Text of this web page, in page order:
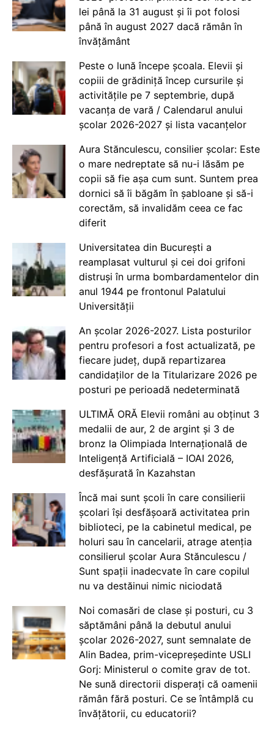
lei până la 31 august și îi pot folosi
până în august 2027 dacă rămân în
învățământ
Peste o lună începe școala. Elevii și
copiii de grădiniță încep cursurile și
activitățile pe 7 septembrie, după
vacanța de vară / Calendarul anului
școlar 2026-2027 și lista vacanțelor
Aura Stănculescu, consilier școlar: Este
o mare nedreptate să nu-i lăsăm pe
copii să fie așa cum sunt. Suntem prea
dornici să îi băgăm în șabloane și să-i
corectăm, să invalidăm ceea ce fac
diferit
Universitatea din București a
reamplasat vulturul și cei doi grifoni
distruși în urma bombardamentelor din
anul 1944 pe frontonul Palatului
Universității
An școlar 2026-2027. Lista posturilor
pentru profesori a fost actualizată, pe
fiecare județ, după repartizarea
candidaților de la Titularizare 2026 pe
posturi pe perioadă nedeterminată
ULTIMĂ ORĂ Elevii români au obținut 3
medalii de aur, 2 de argint și 3 de
bronz la Olimpiada Internațională de
Inteligență Artificială – IOAI 2026,
desfășurată în Kazahstan
Încă mai sunt școli în care consilierii
școlari își desfășoară activitatea prin
biblioteci, pe la cabinetul medical, pe
holuri sau în cancelarii, atrage atenția
consilierul școlar Aura Stănculescu /
Sunt spații inadecvate în care copilul
nu va destăinui nimic niciodată
Noi comasări de clase și posturi, cu 3
săptămâni până la debutul anului
școlar 2026-2027, sunt semnalate de
Alin Badea, prim-vicepreședinte USLI
Gorj: Ministerul o comite grav de tot.
Ne sună directorii disperați că oamenii
rămân fără posturi. Ce se întâmplă cu
învățătorii, cu educatorii?